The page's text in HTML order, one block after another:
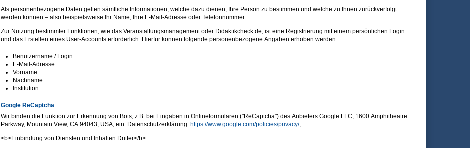
Als personenbezogene Daten gelten sämtliche Informationen, welche dazu dienen, Ihre Person zu bestimmen und welche zu Ihnen zurückverfolgt
werden können – also beispielsweise Ihr Name, Ihre E-Mail-Adresse oder Telefonnummer.
Zur Nutzung bestimmter Funktionen, wie das Veranstaltungsmanagement oder Didaktikcheck.de, ist eine Registrierung mit einem persönlichen Login
und das Erstellen eines User-Accounts erforderlich. Hierfür können folgende personenbezogene Angaben erhoben werden:
Benutzername / Login
E-Mail-Adresse
Vorname
Nachname
Institution
Google ReCaptcha
Wir binden die Funktion zur Erkennung von Bots, z.B. bei Eingaben in Onlineformularen ("ReCaptcha") des Anbieters Google LLC, 1600 Amphitheatre
Parkway, Mountain View, CA 94043, USA, ein. Datenschutzerklärung: https://www.google.com/policies/privacy/,
<b>Einbindung von Diensten und Inhalten Dritter</b>